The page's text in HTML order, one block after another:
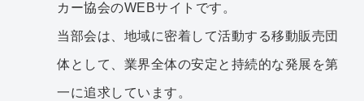
カー協会のWEBサイトです。
当部会は、地域に密着して活動する移動販売団
体として、業界全体の安定と持続的な発展を第
一に追求しています。